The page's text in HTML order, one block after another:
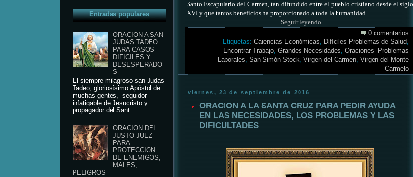
Entradas populares
ORACION A SAN
JUDAS TADEO
PARA CASOS
DIFICILES Y
DESESPERADO
S
El siempre milagroso san Judas
Tadeo, gloriosísimo Apóstol de
muchas gentes, seguidor
infatigable de Jesucristo y
propagador del Sant...
ORACION DEL
JUSTO JUEZ
PARA
PROTECCION
DE ENEMIGOS,
MALES,
PELIGROS
Santo Escapulario del Carmen, tan difundido entre el pueblo cristiano desde el siglo
XVI y que tantos beneficios ha proporcionado a toda la humanidad.
Seguir leyendo
0 comentarios
Etiquetas: Carencias Económicas, Difíciles Problemas de Salud,
Encontrar Trabajo, Grandes Necesidades, Oraciones, Problemas
Laborales, San Simón Stock, Virgen del Carmen, Virgen del Monte
Carmelo
viernes, 23 de septiembre de 2016
ORACION A LA SANTA CRUZ PARA PEDIR AYUDA
EN LAS NECESIDADES, LOS PROBLEMAS Y LAS
DIFICULTADES